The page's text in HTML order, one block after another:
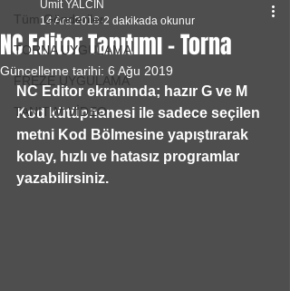
Tüm Gönderiler
TORNA UYGULAMA
FREZE UYGULAMA
TANITIM VİDEO
NC Editor Tanıtımı - Torna
Umit YALCIN
14 Ara 2018 2 dakikada okunur
Güncelleme tarihi: 6 Ağu 2019
NC Editor ekranında; hazır G ve M
Kod kütüphanesi ile sadece seçilen
metni Kod Bölmesine yapıştırarak
kolay, hızlı ve hatasız programlar
yazabilirsiniz.